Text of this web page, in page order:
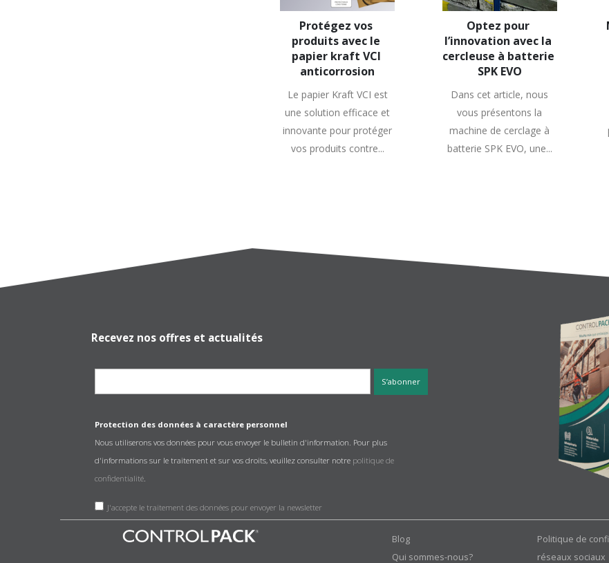
Protégez vos
produits avec le
papier kraft VCI
anticorrosion
Le papier Kraft VCI est
une solution efficace et
innovante pour protéger
vos produits contre...
Optez pour
l’innovation avec la
cercleuse à batterie
SPK EVO
Dans cet article, nous
vous présentons la
machine de cerclage à
batterie SPK EVO, une...
Recevez nos offres et actualités
Protection des données à caractère personnel
Nous utiliserons vos données pour vous envoyer le bulletin d'information. Pour plus
d'informations sur le traitement et sur vos droits, veuillez consulter notre politique de
confidentialité.
J'accepte le traitement des données pour envoyer la newsletter
Blog
Qui sommes-nous?
Politique de
réseaux sociaux